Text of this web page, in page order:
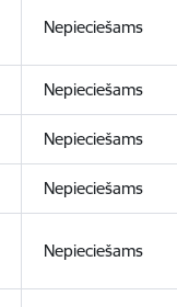
Nepieciešams
Nepieciešams
Nepieciešams
Nepieciešams
Nepieciešams